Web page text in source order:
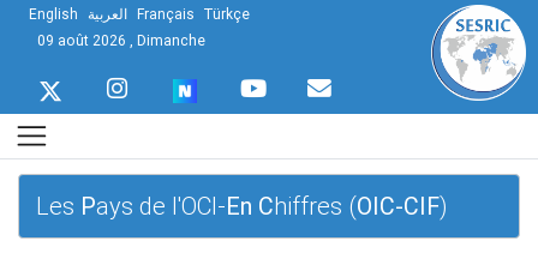
English العربية Français Türkçe
09 août 2026 , Dimanche
Les Pays de l'OCI-En Chiffres (OIC-CIF)